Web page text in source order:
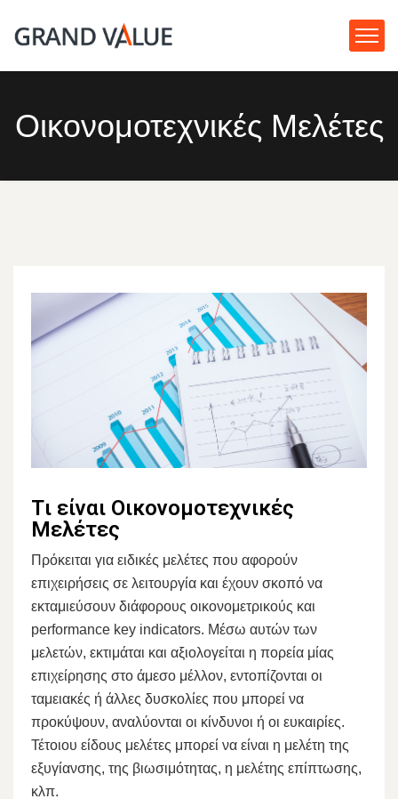
Οικονομοτεχνικές Μελέτες
Tι είναι Οικονομοτεχνικές
Μελέτες
Πρόκειται για ειδικές μελέτες που αφορούν
επιχειρήσεις σε λειτουργία και έχουν σκοπό να
εκταμιεύσουν διάφορους οικονομετρικούς και
performance key indicators. Μέσω αυτών των
μελετών, εκτιμάται και αξιολογείται η πορεία μίας
επιχείρησης στο άμεσο μέλλον, εντοπίζονται οι
ταμειακές ή άλλες δυσκολίες που μπορεί να
προκύψουν, αναλύονται οι κίνδυνοι ή οι ευκαιρίες.
Τέτοιου είδους μελέτες μπορεί να είναι η μελέτη της
εξυγίανσης, της βιωσιμότητας, η μελέτης επίπτωσης,
κλπ.